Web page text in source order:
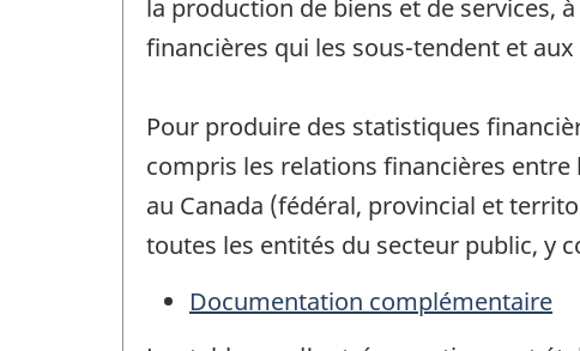
la production de biens et de services,
financières qui les sous-tendent et
Pour produire des statistiques
compris les relations financières
au Canada (fédéral, provincial et
toutes les entités du secteur public, y
Documentation complémentaire